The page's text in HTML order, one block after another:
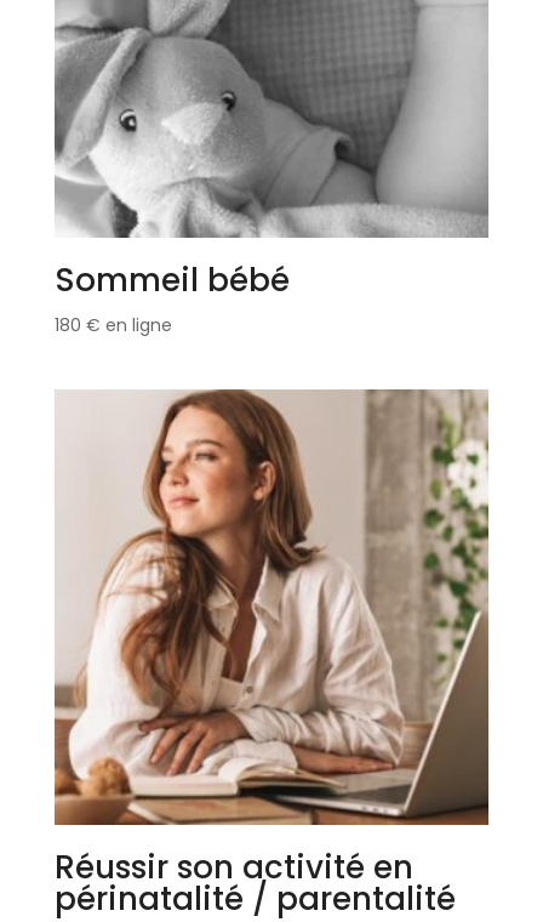
Sommeil bébé
180 € en ligne
Réussir son activité en
périnatalité / parentalité